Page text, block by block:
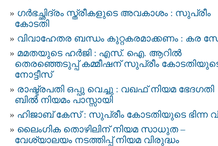
ഗര്‍ഭച്ഛിദ്രം സ്ത്രീകളുടെ അവകാശം : സുപ്രീം
കോടതി
വിവാഹേതര ബന്ധം കുറ്റകരമാക്കണം : കര
മമതയുടെ ഹർജി : എസ്. ഐ. ആറില്‍
തെരഞ്ഞെടുപ്പ്‌ കമ്മീഷന്‌ സുപ്രീം
നോട്ടീസ്‌
രാഷ്ട്രപതി ഒപ്പു വെച്ചു : വഖഫ് നിയമ ഭേദഗതി
ബില്‍ നിയമം പാസ്സായി
ഹിജാബ് കേസ് : സുപ്രീം കോടതിയുടെ ഭിന്ന
ലൈംഗിക തൊഴിലിന് നിയമ സാധുത –
വേശ്യാലയം നടത്തിപ്പ് നിയമ വിരുദ്ധം